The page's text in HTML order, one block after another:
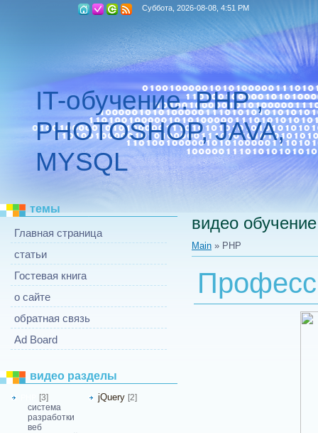
Суббота, 2026-08-08, 4:51 PM
IT-обучение. PHP ,
PHOTOSHOP, JAVA,
MYSQL
темы
Главная страница
статьи
Гостевая книга
о сайте
обратная связь
Ad Board
видео разделы
[3]
система
разработки
веб
jQuery [2]
видео обучение
Main » PHP